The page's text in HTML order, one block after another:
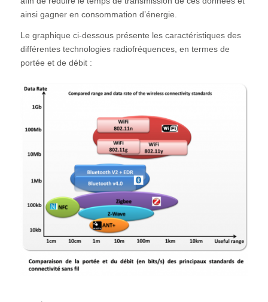
ainsi gagner en consommation d’énergie.
Le graphique ci-dessous présente les caractéristiques des
différentes technologies radiofréquences, en termes de
portée et de débit :